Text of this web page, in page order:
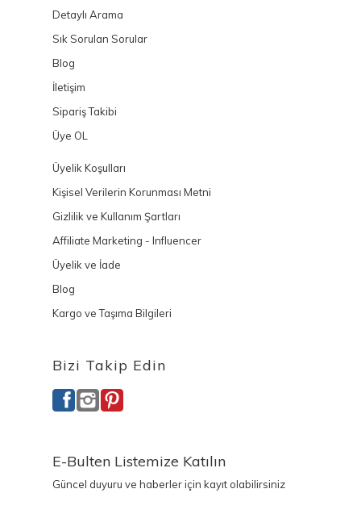
Detaylı Arama
Sık Sorulan Sorular
Blog
İletişim
Sipariş Takibi
Üye OL
Üyelik Koşulları
Kişisel Verilerin Korunması Metni
Gizlilik ve Kullanım Şartları
Affiliate Marketing - Influencer
Üyelik ve İade
Blog
Kargo ve Taşıma Bilgileri
Bizi Takip Edin
E-Bulten Listemize Katılın
Güncel duyuru ve haberler için kayıt olabilirsiniz